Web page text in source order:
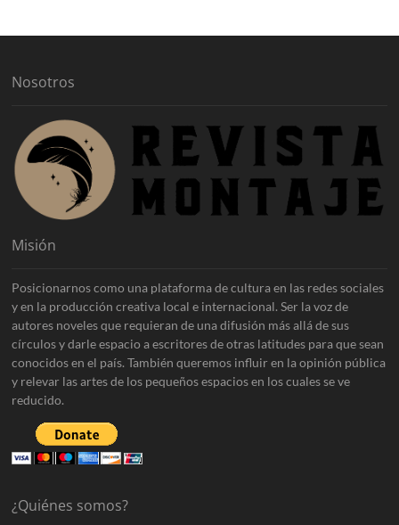
Nosotros
Misión
Posicionarnos como una plataforma de cultura en las redes sociales
y en la producción creativa local e internacional. Ser la voz de
autores noveles que requieran de una difusión más allá de sus
círculos y darle espacio a escritores de otras latitudes para que sean
conocidos en el país. También queremos influir en la opinión pública
y relevar las artes de los pequeños espacios en los cuales se ve
reducido.
¿Quiénes somos?